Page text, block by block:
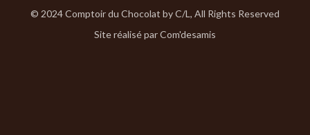
© 2024Comptoir du Chocolat by C/L , All Rights Reserved
Site réalisé par Com'desamis